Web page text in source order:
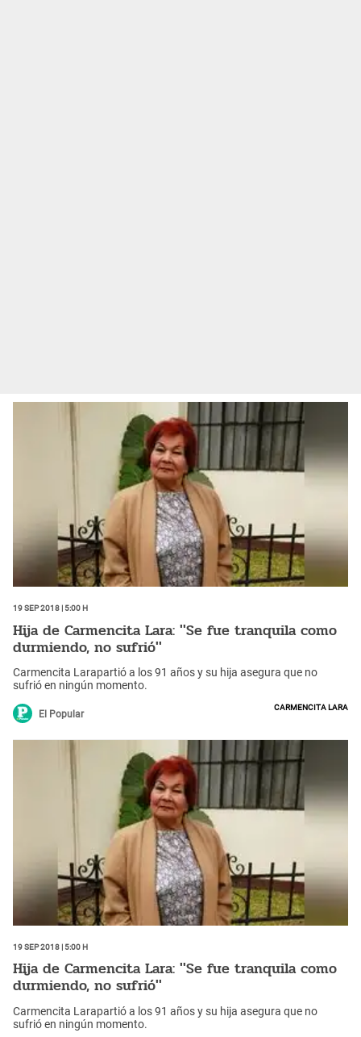
19 Sep 2018 | 5:00 h
Hija de Carmencita Lara: ''Se fue tranquila como
durmiendo, no sufrió''
Carmencita Larapartió a los 91 años y su hija asegura que no
sufrió en ningún momento.
El Popular
Carmencita Lara
19 Sep 2018 | 5:00 h
Hija de Carmencita Lara: ''Se fue tranquila como
durmiendo, no sufrió''
Carmencita Larapartió a los 91 años y su hija asegura que no
sufrió en ningún momento.